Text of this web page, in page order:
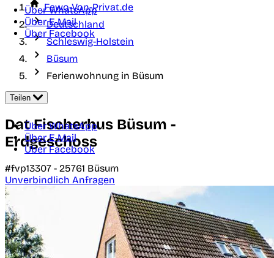
Über WhatsApp
Über E-Mail
Über Facebook
Fewo-Von-Privat.de
Deutschland
Schleswig-Holstein
Büsum
Ferienwohnung in Büsum
Teilen
Über WhatsApp
Über E-Mail
Über Facebook
Dat Fischerhus Büsum -
Erdgeschoss
#fvp13307 - 25761 Büsum
Unverbindlich Anfragen